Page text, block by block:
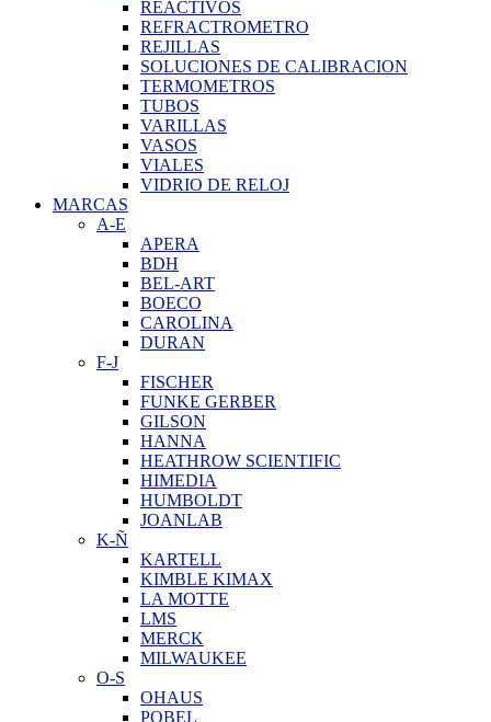
REACTIVOS
REFRACTROMETRO
REJILLAS
SOLUCIONES DE CALIBRACION
TERMOMETROS
TUBOS
VARILLAS
VASOS
VIALES
VIDRIO DE RELOJ
MARCAS
A-E
APERA
BDH
BEL-ART
BOECO
CAROLINA
DURAN
F-J
FISCHER
FUNKE GERBER
GILSON
HANNA
HEATHROW SCIENTIFIC
HIMEDIA
HUMBOLDT
JOANLAB
K-Ñ
KARTELL
KIMBLE KIMAX
LA MOTTE
LMS
MERCK
MILWAUKEE
O-S
OHAUS
POBEL